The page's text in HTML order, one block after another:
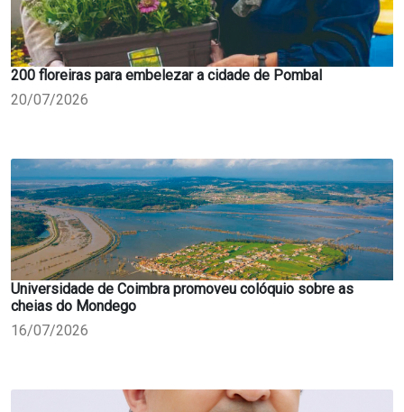
200 floreiras para embelezar a cidade de Pombal
20/07/2026
Universidade de Coimbra promoveu colóquio sobre as
cheias do Mondego
16/07/2026